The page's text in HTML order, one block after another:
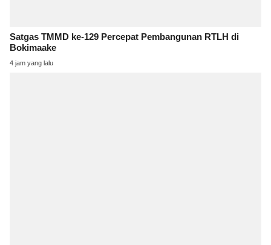
Satgas TMMD ke-129 Percepat Pembangunan RTLH di
Bokimaake
4 jam yang lalu